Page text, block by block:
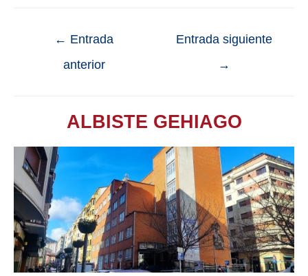
← Entrada
anterior
Entrada siguiente
→
ALBISTE GEHIAGO